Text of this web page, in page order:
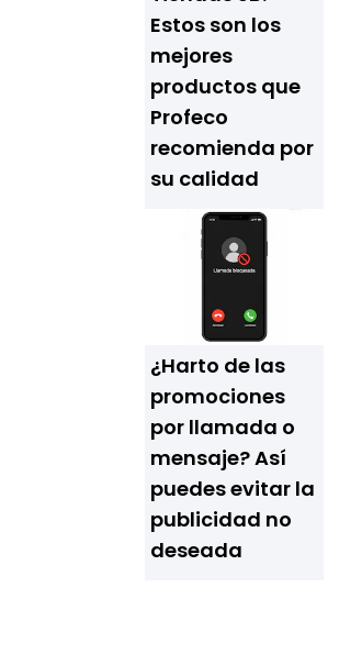
Estos son los
mejores
productos que
Profeco
recomienda por
su calidad
¿Harto de las
promociones
por llamada o
mensaje? Así
puedes evitar la
publicidad no
deseada